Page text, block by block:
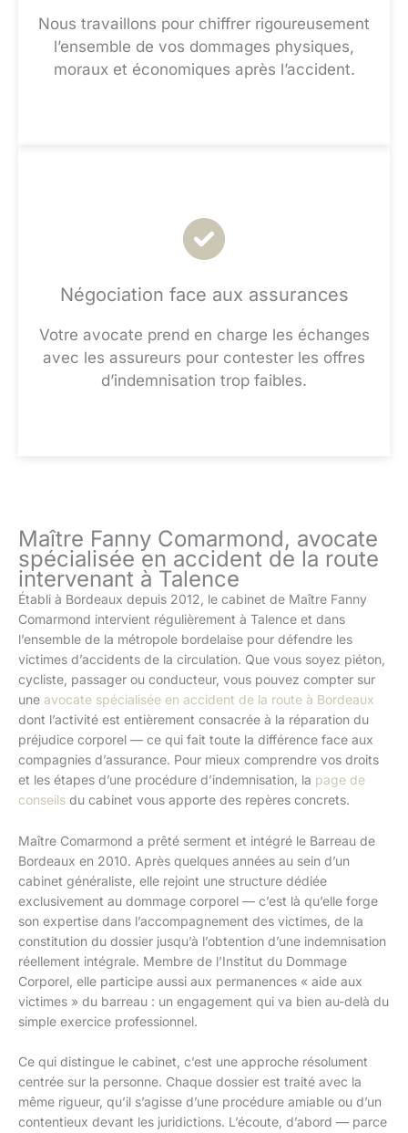
Nous travaillons pour chiffrer rigoureusement
l’ensemble de vos dommages physiques,
moraux et économiques après l’accident.
Négociation face aux assurances
Votre avocate prend en charge les échanges
avec les assureurs pour contester les offres
d’indemnisation trop faibles.
Maître Fanny Comarmond, avocate
spécialisée en accident de la route
intervenant à Talence
Établi à Bordeaux depuis 2012, le cabinet de Maître Fanny
Comarmond intervient régulièrement à Talence et dans
l’ensemble de la métropole bordelaise pour défendre les
victimes d’accidents de la circulation. Que vous soyez piéton,
cycliste, passager ou conducteur, vous pouvez compter sur
une avocate spécialisée en accident de la route à Bordeaux
dont l’activité est entièrement consacrée à la réparation du
préjudice corporel — ce qui fait toute la différence face aux
compagnies d’assurance. Pour mieux comprendre vos droits
et les étapes d’une procédure d’indemnisation, la page de
conseils du cabinet vous apporte des repères concrets.
Maître Comarmond a prêté serment et intégré le Barreau de
Bordeaux en 2010. Après quelques années au sein d’un
cabinet généraliste, elle rejoint une structure dédiée
exclusivement au dommage corporel — c’est là qu’elle forge
son expertise dans l’accompagnement des victimes, de la
constitution du dossier jusqu’à l’obtention d’une indemnisation
réellement intégrale. Membre de l’Institut du Dommage
Corporel, elle participe aussi aux permanences « aide aux
victimes » du barreau : un engagement qui va bien au-delà du
simple exercice professionnel.
Ce qui distingue le cabinet, c’est une approche résolument
centrée sur la personne. Chaque dossier est traité avec la
même rigueur, qu’il s’agisse d’une procédure amiable ou d’un
contentieux devant les juridictions. L’écoute, d’abord — parce